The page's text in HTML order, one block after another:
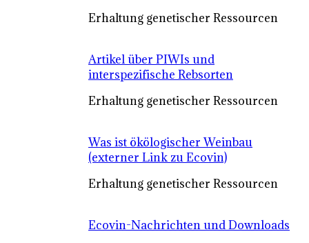
Erhaltung genetischer Ressourcen
Artikel über PIWIs und
interspezifische Rebsorten
Erhaltung genetischer Ressourcen
Was ist ökölogischer Weinbau
(externer Link zu Ecovin)
Erhaltung genetischer Ressourcen
Ecovin-Nachrichten und Downloads